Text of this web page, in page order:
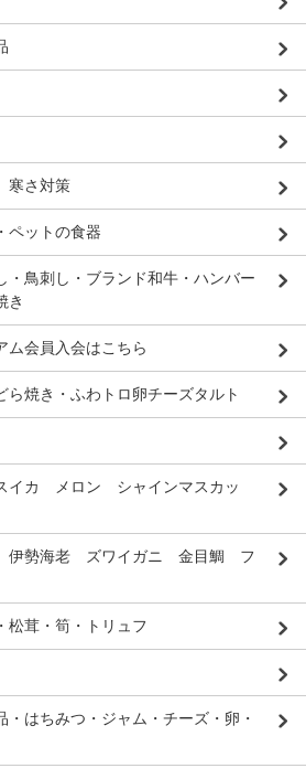
寒さ対策
ペットの食器
・鳥刺し・ブランド和牛・ハンバー
き
ム会員入会はこちら
ら焼き・ふわトロ卵チーズタルト
カ メロン シャインマスカッ
勢海老 ズワイガニ 金目鯛 フ
茸・筍・トリュフ
はちみつ・ジャム・チーズ・卵・